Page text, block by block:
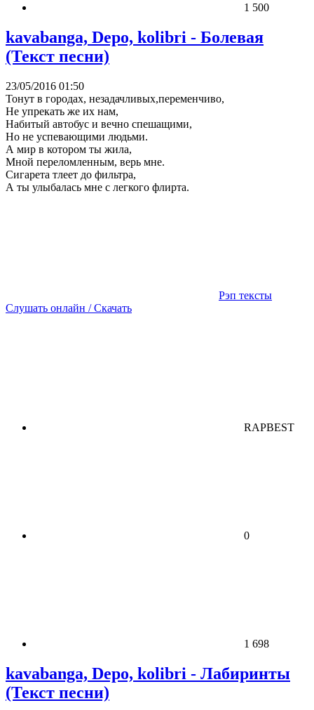
1 500
kavabanga, Depo, kolibri - Болевая
(Текст песни)
23/05/2016 01:50
Тонут в городах, незадачливых,переменчиво,
Не упрекать же их нам,
Набитый автобус и вечно спешащими,
Но не успевающими людьми.
А мир в котором ты жила,
Мной переломленным, верь мне.
Сигарета тлеет до фильтра,
А ты улыбалась мне с легкого флирта.
Рэп тексты
Слушать онлайн / Скачать
RAPBEST
0
1 698
kavabanga, Depo, kolibri - Лабиринты
(Текст песни)